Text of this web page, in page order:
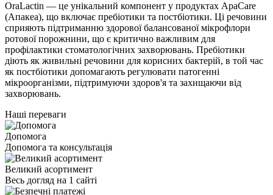
OraLactin — це унікальний компонент у продуктах ApaCare
(Апакеа), що включає пребіотики та постбіотики. Ці речовини
сприяють підтриманню здорової балансованої мікрофлори
ротової порожнини, що є критично важливим для
профілактики стоматологічних захворювань. Пребіотики
діють як живильні речовини для корисних бактерій, в той час
як постбіотики допомагають регулювати патогенні
мікроорганізми, підтримуючи здоров'я та захищаючи від
захворювань.
Наші переваги
Допомога
Допомога та консультація
Великий асортимент
Весь догляд на 1 сайті